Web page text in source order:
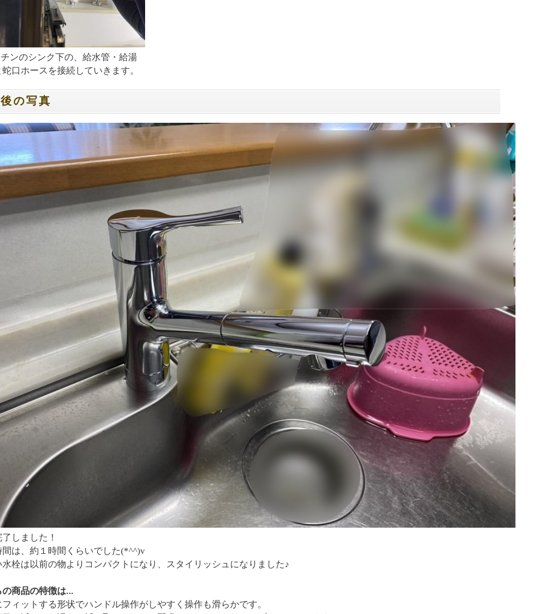
ンのシンク下の、給水管・給湯
口ホースを接続していきます。
の写真
しました！
間は、約１時間くらいでした(*^^)v
水栓は以前の物よりコンパクトになり、スタイリッシュになりました♪
の商品の特徴は...
ィットする形状でハンドル操作がしやすく操作も滑らかです。